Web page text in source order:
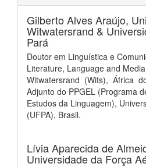
Gilberto Alves Araújo,
Witwatersrand &
Pará
Doutor em Linguística e
Literature, Language and
Witwatersrand (Wits), África
Adjunto do PPGEL (Programa
Estudos da Linguagem),
(UFPA), Brasil.
Lívia Aparecida de
Universidade da Força